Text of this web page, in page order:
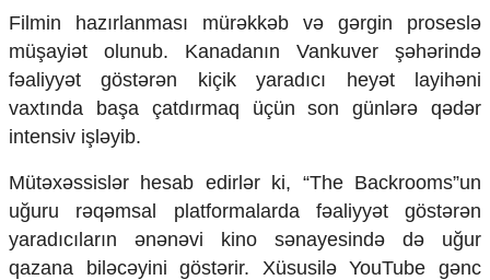
İqtisadiyyat
İqtisadi xəbərlər
Energetika
Neft-qaz
Kənd təsərrüfatı
Hərbi sənaye
Telekommunikasiya və nəqliyyat
COP29
Filmin hazırlanması mürəkkəb və gərgin proseslə
müşayiət olunub. Kanadanın Vankuver şəhərində
fəaliyyət göstərən kiçik yaradıcı heyət layihəni
vaxtında başa çatdırmaq üçün son günlərə qədər
intensiv işləyib.
Mütəxəssislər hesab edirlər ki, “The Backrooms”un
uğuru rəqəmsal platformalarda fəaliyyət göstərən
yaradıcıların ənənəvi kino sənayesində də uğur
qazana biləcəyini göstərir. Xüsusilə YouTube gənc